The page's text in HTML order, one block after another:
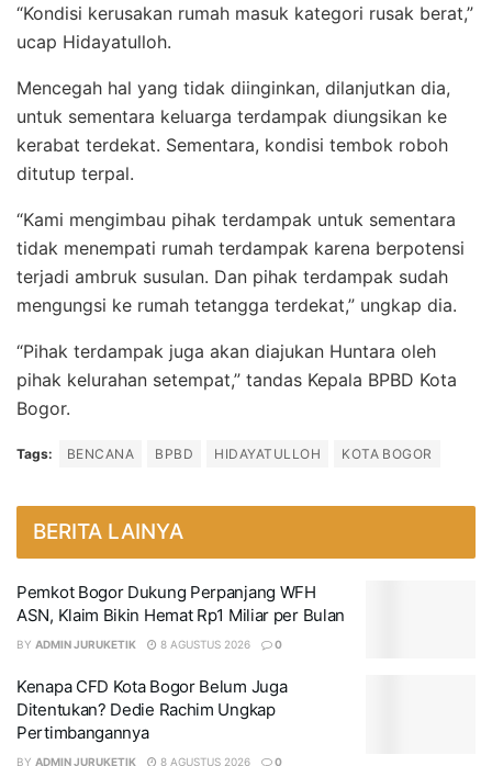
“Kondisi kerusakan rumah masuk kategori rusak berat,”
ucap Hidayatulloh.
Mencegah hal yang tidak diinginkan, dilanjutkan dia,
untuk sementara keluarga terdampak diungsikan ke
kerabat terdekat. Sementara, kondisi tembok roboh
ditutup terpal.
“Kami mengimbau pihak terdampak untuk sementara
tidak menempati rumah terdampak karena berpotensi
terjadi ambruk susulan. Dan pihak terdampak sudah
mengungsi ke rumah tetangga terdekat,” ungkap dia.
“Pihak terdampak juga akan diajukan Huntara oleh
pihak kelurahan setempat,” tandas Kepala BPBD Kota
Bogor.
Tags: BENCANA BPBD HIDAYATULLOH KOTA BOGOR
BERITA LAINYA
Pemkot Bogor Dukung Perpanjang WFH
ASN, Klaim Bikin Hemat Rp1 Miliar per Bulan
BY ADMIN JURUKETIK 8 AGUSTUS 2026 0
Kenapa CFD Kota Bogor Belum Juga
Ditentukan? Dedie Rachim Ungkap
Pertimbangannya
BY ADMIN JURUKETIK 8 AGUSTUS 2026 0